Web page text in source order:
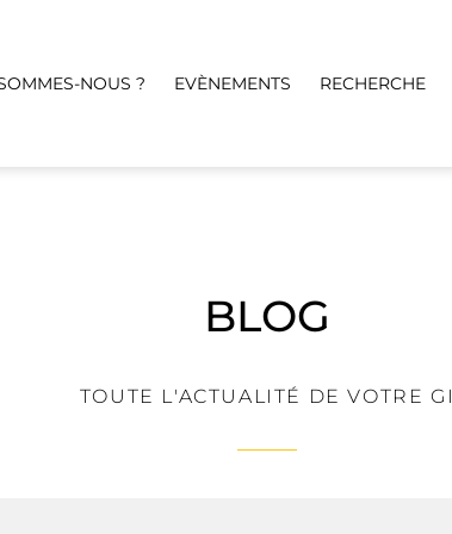
NOUS ? EVÈNEMENTS RECHERCHE
BLOG
TOUTE L'ACTUALITÉ DE VOTRE GI